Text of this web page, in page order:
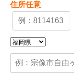
住所任意